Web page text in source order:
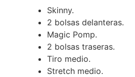
Skinny.
2 bolsas delanteras.
Magic Pomp.
2 bolsas traseras.
Tiro medio.
Stretch medio.